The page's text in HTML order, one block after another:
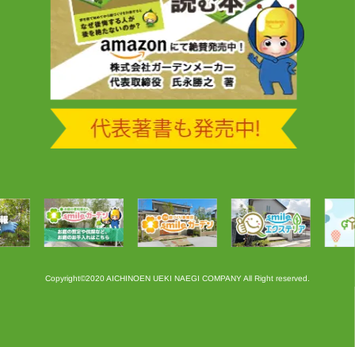
Copyright©2020 AICHINOEN UEKI NAEGI COMPANY All Right reserved.